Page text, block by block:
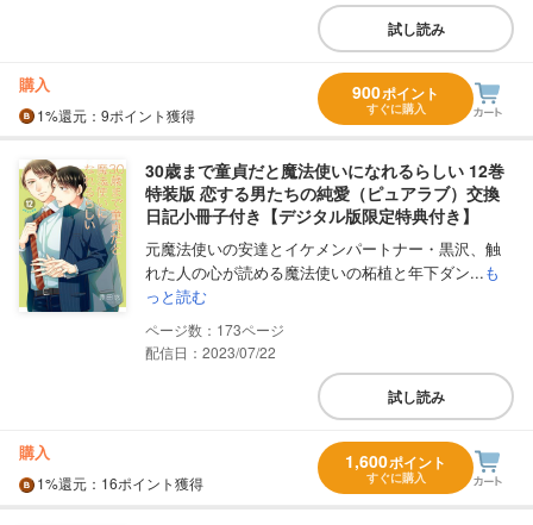
試し読み
購入
1%還元 ：9ポイント獲得
900ポイント
すぐに購入
30歳まで童貞だと魔法使いになれるらしい 12巻
特装版 恋する男たちの純愛（ピュアラブ）交換
日記小冊子付き【デジタル版限定特典付き】
元魔法使いの安達とイケメンパートナー・黒沢、触
れた人の心が読める魔法使いの柘植と年下ダン...も
っと読む
173
配信日：2023/07/22
試し読み
購入
1%還元 ：16ポイント獲得
1,600ポイント
すぐに購入